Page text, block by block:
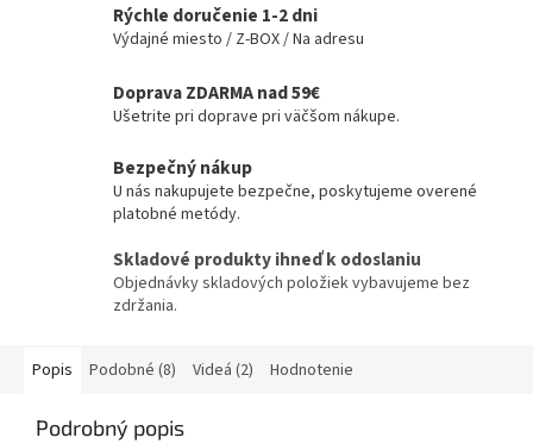
Rýchle doručenie 1-2 dni
Výdajné miesto / Z-BOX / Na adresu
Doprava ZDARMA nad 59€
Ušetrite pri doprave pri väčšom nákupe.
Bezpečný nákup
U nás nakupujete bezpečne, poskytujeme overené
platobné metódy.
Skladové produkty ihneď k odoslaniu
Objednávky skladových položiek vybavujeme bez
zdržania.
Popis Podobné (8) Videá (2) Hodnotenie
Podrobný popis